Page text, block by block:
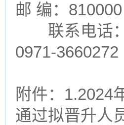
邮 编：810000
联系电话：
0971-
附件：1.2024
通过拟晋升人